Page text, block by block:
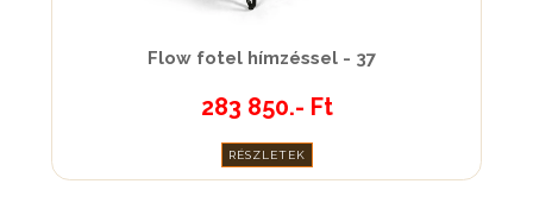
Flow fotel hímzéssel - 37
283 850.- Ft
RÉSZLETEK